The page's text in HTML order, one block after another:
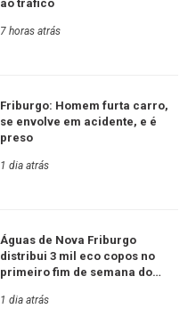
ao tráfico
7 horas atrás
Friburgo: Homem furta carro,
se envolve em acidente, e é
preso
1 dia atrás
Águas de Nova Friburgo
distribui 3 mil eco copos no
primeiro fim de semana do
1 dia atrás